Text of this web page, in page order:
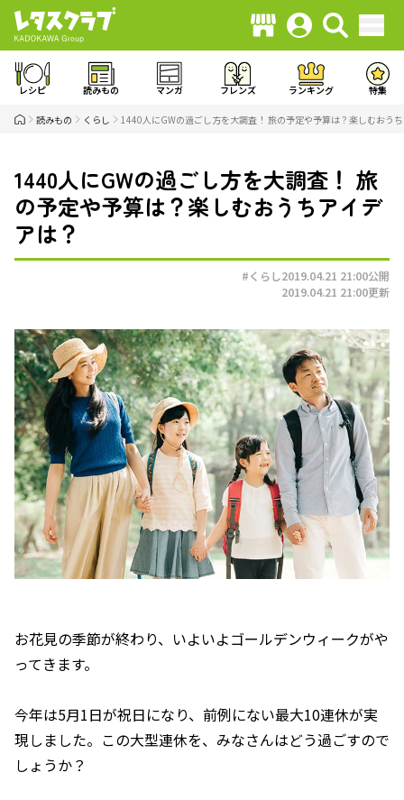
レシピ 読みもの マンガ フレンズ ランキング 特集
読みもの くらし 1440人にGWの過ごし方を大調査！ 旅の予定や予算は？楽しむおう
1440人にGWの過ごし方を大調査！ 旅
の予定や予算は？楽しむおうちアイデ
アは？
#くらし2019.04.21 21:00公開
2019.04.21 21:00更新
お花見の季節が終わり、いよいよゴールデンウィークがや
ってきます。
今年は5月1日が祝日になり、前例にない最大10連休が実
現しました。この大型連休を、みなさんはどう過ごすので
しょうか？